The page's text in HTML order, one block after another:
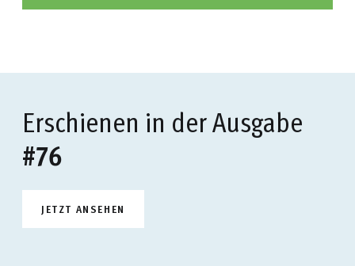
Erschienen in der Ausgabe
#76
JETZT ANSEHEN